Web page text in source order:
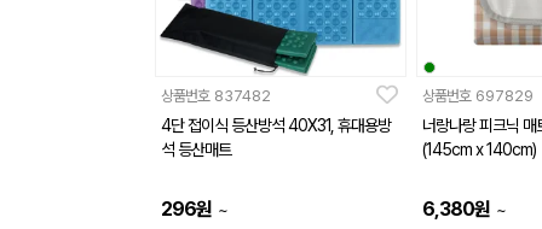
상품번호 837482
4단 접이식 등산방석 40X31, 휴대용방
석 등산매트
296원 ~
상품번호 697829
너랑나랑 피크닉 매
(145cm x 140cm)
6,380원 ~